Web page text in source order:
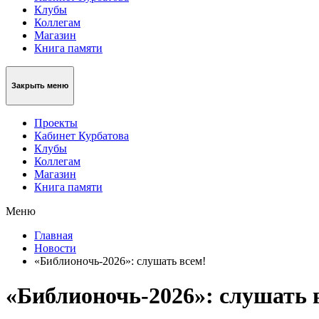
Клубы
Коллегам
Магазин
Книга памяти
Закрыть меню
Проекты
Кабинет Курбатова
Клубы
Коллегам
Магазин
Книга памяти
Меню
Главная
Новости
«Библионочь-2026»: слушать всем!
«Библионочь-2026»: слушать